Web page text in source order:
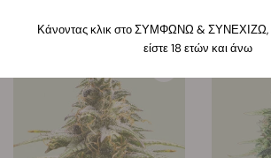
Κάνοντας κλικ στο ΣΥΜΦΩΝΩ & ΣΥΝΕΧΙΖΩ,
είστε 18 ετών και άνω